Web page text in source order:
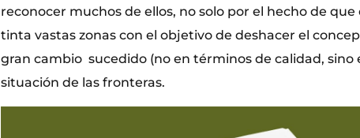
reconocer muchos de ellos, no solo por el hecho de
tinta vastas zonas con el objetivo de deshacer el
gran cambio sucedido (no en términos de calidad, sino
situación de las fronteras.